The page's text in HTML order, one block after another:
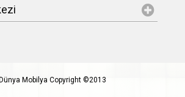
Mobilya Copyright ©2013